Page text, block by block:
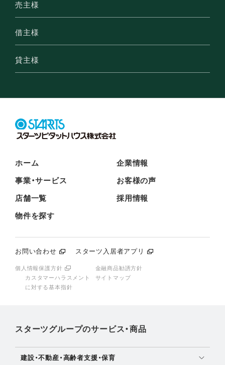
売主様
借主様
貸主様
ホーム 企業情報
事業・サービス お客様の声
店舗一覧 採用情報
物件を探す
お問い合わせ スターツ入居者アプリ
個人情報保護方針
金融商品勧誘方針
カスタマーハラスメント
に対する基本指針
サイトマップ
スターツグループのサービス・商品
建設・不動産・高齢者支援・保育